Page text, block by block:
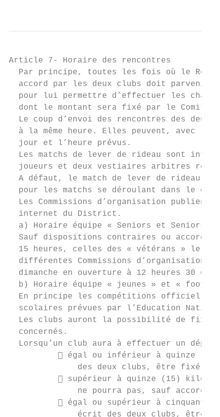
Article 7- Horaire des rencontres
Par principe, toutes les fois où le
accord par les deux clubs doit parvenir
pour lui permettre d’effectuer les
dont le montant sera fixé par le Comité
Le coup d’envoi des rencontres des deux
à la même heure. Elles peuvent, avec
  jour et l’heure prévus.
Les matchs de lever de rideau sont
joueurs et deux vestiaires arbitres
A défaut, le match de lever de rideau
pour les matchs se déroulant dans le
Les Commissions d’organisation publient
  internet du District.
a) Horaire équipe « Seniors et Seniors
Sauf dispositions contraires ou accord
15 heures, celles des « vétérans » le
différentes Commissions d’organisation
dimanche en ouverture à 12 heures 30 ou
b) Horaire équipe « jeunes » et «
En principe les compétitions
scolaires prévues par l’Education
Les clubs auront la possibilité de
  concernés.
Lorsqu’un club aura à effectuer un
 égal ou inférieur à quinze
des deux clubs, être fixé
 supérieur à quinze (15)
ne pourra pas, sauf accord
 égal ou supérieur à cinquante
écrit des deux clubs, être